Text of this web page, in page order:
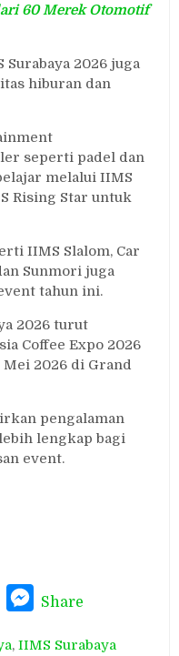
60 Merek Otomotif
2026 juga
hiburan dan
seperti padel dan
melalui IIMS
Rising Star untuk
IIMS Slalom, Car
Sunmori juga
tahun ini.
2026 turut
Coffee Expo 2026
Mei 2026 di Grand
pengalaman
lengkap bagi
event.
TelegramMessenger
Share
,IIMS Surabaya